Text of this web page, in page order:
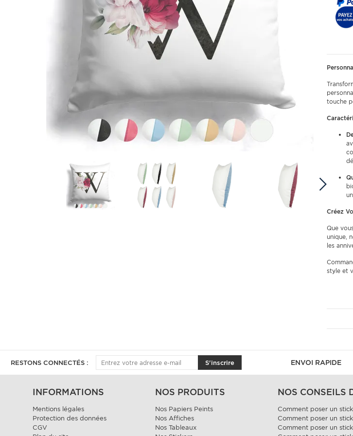
touche
Créez
Que
unique,
les
style et
RESTONS CONNECTÉS : S'inscrire ENVOI RAPIDE
INFORMATIONS
Mentions légales
Protection des données
CGV
NOS PRODUITS
Nos Papiers Peints
Nos Affiches
Nos Tableaux
NOS CONSEILS
Comment poser un
Comment poser un
Comment poser un